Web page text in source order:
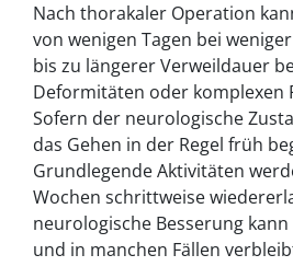
Nach thorakaler Operation
von wenigen Tagen bei
bis zu längerer Verweildauer
Deformitäten oder komplexen
Sofern der neurologische
das Gehen in der Regel früh
Grundlegende Aktivitäten
Wochen schrittweise
neurologische Besserung
und in manchen Fällen